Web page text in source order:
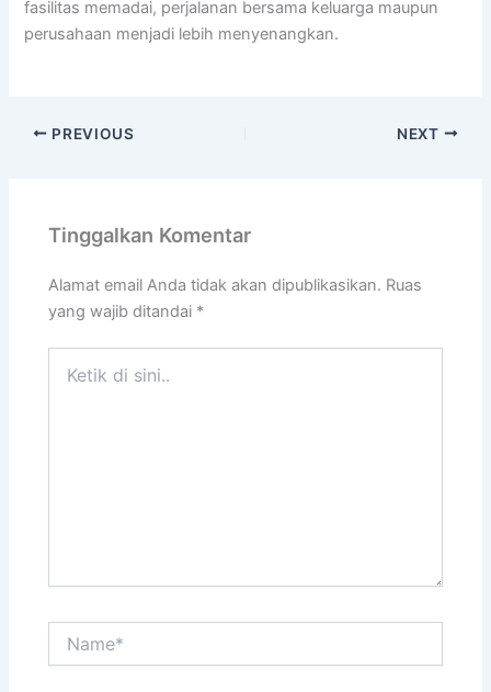
fasilitas memadai, perjalanan bersama keluarga maupun
perusahaan menjadi lebih menyenangkan.
PREVIOUS NEXT
Tinggalkan Komentar
Alamat email Anda tidak akan dipublikasikan. Ruas
yang wajib ditandai *